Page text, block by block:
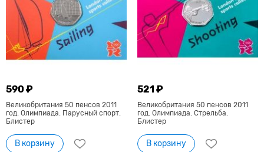
590 ₽
Великобритания 50 пенсов 2011
год. Олимпиада. Парусный спорт.
Блистер
В корзину
521 ₽
Великобритания 50 пенсов 2011
год. Олимпиада. Стрельба.
Блистер
В корзину